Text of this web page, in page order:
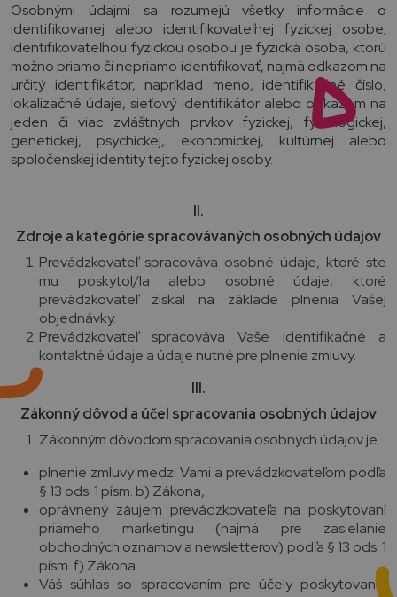
Osobnými údajmi sa rozumejú všetky informácie o
identifikovanej alebo identifikovateľnej fyzickej osobe;
identifikovateľnou fyzickou osobou je fyzická osoba, ktorú
možno priamo či nepriamo identifikovať, najmä odkazom na
určitý identifikátor, napríklad meno, identifikačné číslo,
lokalizačné údaje, sieťový identifikátor alebo odkazom na
jeden či viac zvláštnych prvkov fyzickej, fyziologickej,
genetickej, psychickej, ekonomickej, kultúrnej alebo
spoločenskej identity tejto fyzickej osoby.
II.
Zdroje a kategórie spracovávaných osobných údajov
Prevádzkovateľ spracováva osobné údaje, ktoré ste
mu poskytol/la alebo osobné údaje, ktoré
prevádzkovateľ získal na základe plnenia Vašej
objednávky.
Prevádzkovateľ spracováva Vaše identifikačné a
kontaktné údaje a údaje nutné pre plnenie zmluvy.
III.
Zákonný dôvod a účel spracovania osobných údajov
Zákonným dôvodom spracovania osobných údajov je
plnenie zmluvy medzi Vami a prevádzkovateľom podľa
§ 13 ods. 1 písm. b) Zákona,
oprávnený záujem prevádzkovateľa na poskytovaní
priameho marketingu (najmä pre zasielanie
obchodných oznamov a newsletterov) podľa § 13 ods. 1
písm. f) Zákona
Váš súhlas so spracovaním pre účely poskytovania